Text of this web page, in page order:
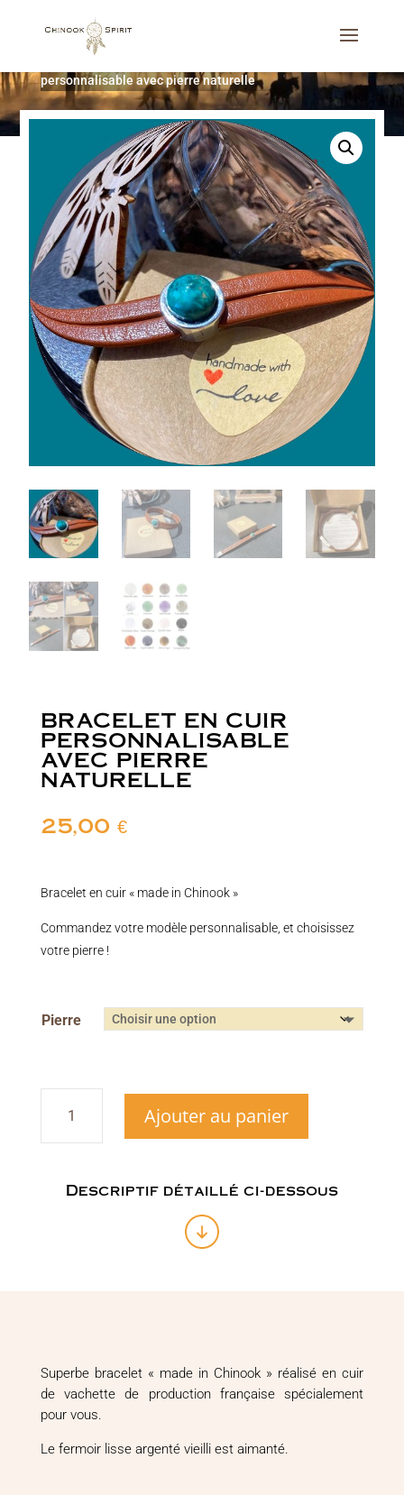
Bijoux
personnalisable avec pierre naturelle
BRACELET EN CUIR
PERSONNALISABLE
AVEC PIERRE
NATURELLE
25,00 €
Bracelet en cuir « made in Chinook »
Commandez votre modèle personnalisable, et choisissez
votre pierre !
Pierre
en
personnalisable
avec
Ajouter au panier
Descriptif détaillé ci-dessous
Superbe bracelet « made in Chinook » réalisé en cuir
de vachette de production française spécialement
pour vous.
Le fermoir lisse argenté vieilli est aimanté.